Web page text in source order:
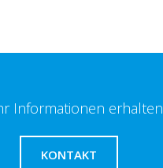
Informationen erhalten
KONTAKT